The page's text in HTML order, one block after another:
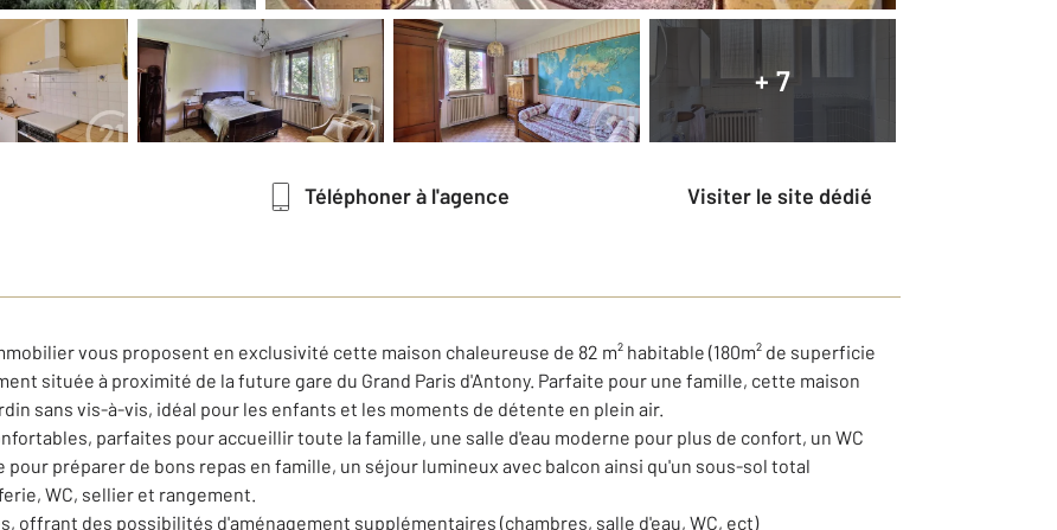
+ 7
Téléphoner à l'agence Visiter le site dédié
vous proposent en exclusivité cette maison chaleureuse de 82 m² habitable (180m² de superficie
située à proximité de la future gare du Grand Paris d'Antony. Parfaite pour une famille, cette maison
sans vis-à-vis, idéal pour les enfants et les moments de détente en plein air.
parfaites pour accueillir toute la famille, une salle d'eau moderne pour plus de confort, un WC
préparer de bons repas en famille, un séjour lumineux avec balcon ainsi qu'un sous-sol total
WC, sellier et rangement.
offrant des possibilités d'aménagement supplémentaires (chambres, salle d'eau, WC, ect)